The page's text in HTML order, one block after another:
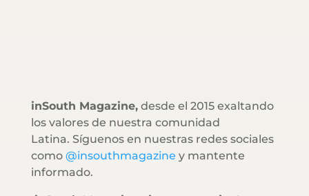
inSouth Magazine,desde el 2015 exaltando
los valores de nuestra comunidad
Latina. Síguenos en nuestras redes sociales
como @insouthmagazine y mantente
informado.